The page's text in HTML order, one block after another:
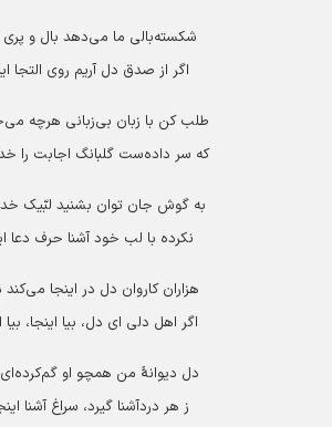
شکسته‌بالی ما می‌دهد بال و پری‌ ما
اگر از صدق‌ دل‌ آریم‌ روی‌ التجا
طلب‌ کن‌ با زبان‌ بی‌زبانی‌ هرچه‌
که‌ سر داده‌ست گلبانگ‌ اجابت‌ را خدا
به‌ گوش‌ جان‌ توان‌ بشنید لبّیک‌
نکرده‌ با لب‌ خود آشنا حرف دعا
هزاران‌ کاروان‌ دل‌ در اینجا می‌کند
اگر اهل‌ دلی‌ ای‌ دل‌، بیا اینجا، بیا
دل‌ دیوانۀ‌ من‌ همچو او گم‌‌کرده‌ای‌
ز هر دردآشنا گیرد، سراغ‌ آشنا